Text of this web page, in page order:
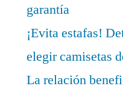
garantía
¡Evita estafas!
elegir camisetas
La relación